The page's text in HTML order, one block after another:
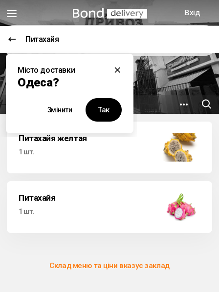
Місто доставки
Одеса?
Змінити Так
Вхід
Привоз
6 км
Питахайя
Питахайя желтая
1 шт.
Питахайя
1 шт.
Склад меню та ціни вказує заклад